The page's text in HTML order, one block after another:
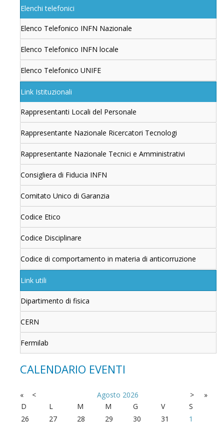
Elenchi telefonici
Elenco Telefonico INFN Nazionale
Elenco Telefonico INFN locale
Elenco Telefonico UNIFE
Link Istituzionali
Rappresentanti Locali del Personale
Rappresentante Nazionale Ricercatori Tecnologi
Rappresentante Nazionale Tecnici e Amministrativi
Consigliera di Fiducia INFN
Comitato Unico di Garanzia
Codice Etico
Codice Disciplinare
Codice di comportamento in materia di anticorruzione
Link utili
Dipartimento di fisica
CERN
Fermilab
CALENDARIO EVENTI
« < Agosto 2026 >
»
D
L M M G V
S
26
27 28 29 30 31
1